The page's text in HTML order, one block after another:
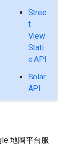
Stree
t
View
Stati
c API
Solar
API
地圖平台服